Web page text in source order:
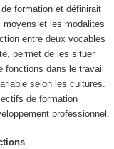
formation et définirait
et les modalités
entre deux vocables
permet de les situer
fonctions dans le travail
selon les cultures.
de formation
professionnel.